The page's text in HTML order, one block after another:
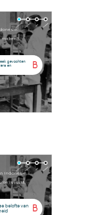
maken?
B
gevochten
en
Indonesië.
is juist:
B
belofte van